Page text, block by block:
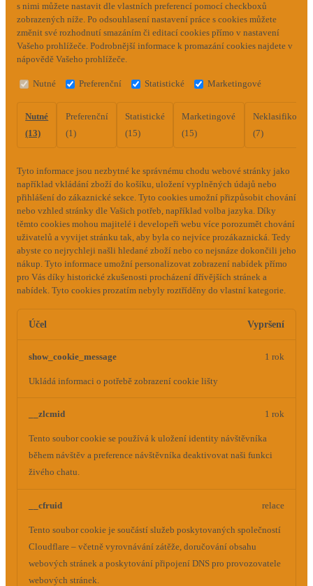
s nimi můžete nastavit dle vlastních preferencí pomocí checkboxů
zobrazených níže. Po odsouhlasení nastavení práce s cookies můžete
změnit své rozhodnutí smazáním či editací cookies přímo v nastavení
Vašeho prohlížeče. Podrobnější informace k promazání cookies najdete v
nápovědě Vašeho prohlížeče.
Nutné Preferenční Statistické Marketingové
Nutné
(13)
Preferenční
(1)
Statistické
(15)
Marketingové
(15)
(7)
Tyto informace jsou nezbytné ke správnému chodu webové stránky jako
například vkládání zboží do košíku, uložení vyplněných údajů nebo
přihlášení do zákaznické sekce. Tyto cookies umožní přizpůsobit chování
nebo vzhled stránky dle Vašich potřeb, například volba jazyka. Díky
těmto cookies mohou majitelé i developeři webu více porozumět chování
uživatelů a vyvijet stránku tak, aby byla co nejvíce prozákaznická. Tedy
abyste co nejrychleji našli hledané zboží nebo co nejsnáze dokončili jeho
nákup. Tyto informace umožní personalizovat zobrazení nabídek přímo
pro Vás díky historické zkušenosti procházení dřívějších stránek a
nabídek. Tyto cookies prozatím nebyly roztříděny do vlastní kategorie.
Účel Vypršení
show_cookie_message
Ukládá informaci o potřebě zobrazení cookie lišty
1 rok
__zlcmid
Tento soubor cookie se používá k uložení identity návštěvníka
během návštěv a preference návštěvníka deaktivovat naši funkci
živého chatu.
1 rok
__cfruid
Tento soubor cookie je součástí služeb poskytovaných společností
Cloudflare – včetně vyrovnávání zátěže, doručování obsahu
webových stránek a poskytování připojení DNS pro provozovatele
webových stránek.
relace